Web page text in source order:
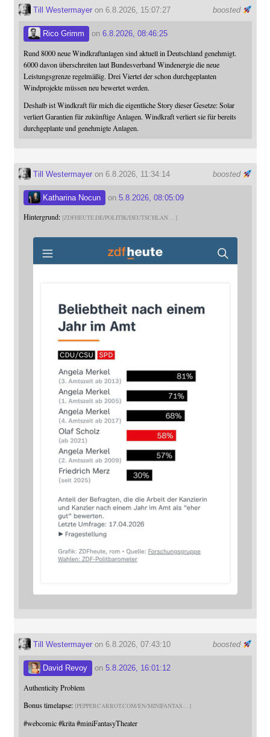
boosted
Till Westermayeron 6.8.2026, 15:07:27
Rico Grimm on 6.8.2026, 08:46:25
Rund 8000 neue Windkraftanlagen sind aktuell in Deutschland genehmigt.
6000 davon überschreiten laut Bundesverband Windenergie die neue
Leistungsgrenze regelmäßig. Drei Viertel der schon durchgeplanten
Windprojekte müssen neu bewertet werden.
Deshalb ist Windkraft für mich die eigentliche Story dieser Gesetze: Solar
verliert Garantien für zukünftige Anlagen. Windkraft verliert sie für bereits
durchgeplante und genehmigte Anlagen.
boosted
Till Westermayeron 6.8.2026, 11:34:14
Katharina Nocun on 5.8.2026, 08:05:09
Hintergrund: ZDFHEUTE.DE/POLITIK/DEUTSCHLAN
boosted
Till Westermayeron 6.8.2026, 07:43:10
David Revoy on 5.8.2026, 16:01:12
Authenticity Problem
Bonus timelapse: PEPPERCARROT.COM/EN/MINIFANTAS
#webcomic #krita #miniFantasyTheater